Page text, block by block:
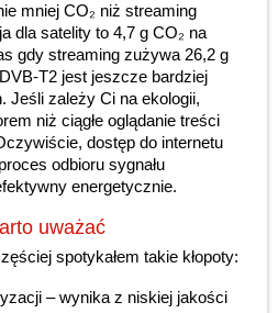
mniej CO₂ niż streaming
dla satelity to 4,7 g CO₂ na
gdy streaming zużywa 26,2 g
T2 jest jeszcze bardziej
Jeśli zależy Ci na ekologii,
niż ciągłe oglądanie treści
dostęp do internetu
odbioru sygnału
energetycznie.
uważać
spotykałem takie kłopoty:
– wynika z niskiej jakości